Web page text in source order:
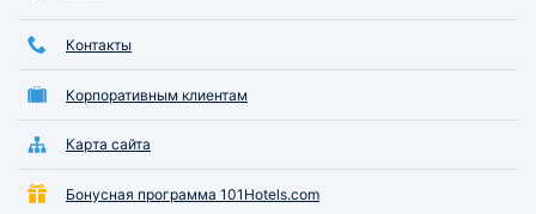
Контакты
Корпоративным клиентам
Карта сайта
Бонусная программа 101Hotels.com